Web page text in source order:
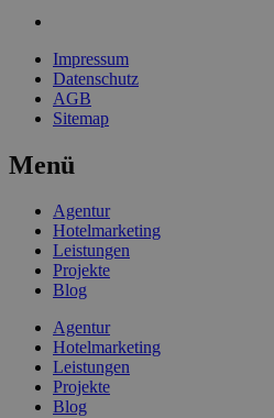
Impressum
Datenschutz
AGB
Sitemap
Menü
Agentur
Hotelmarketing
Leistungen
Projekte
Blog
Agentur
Hotelmarketing
Leistungen
Projekte
Blog